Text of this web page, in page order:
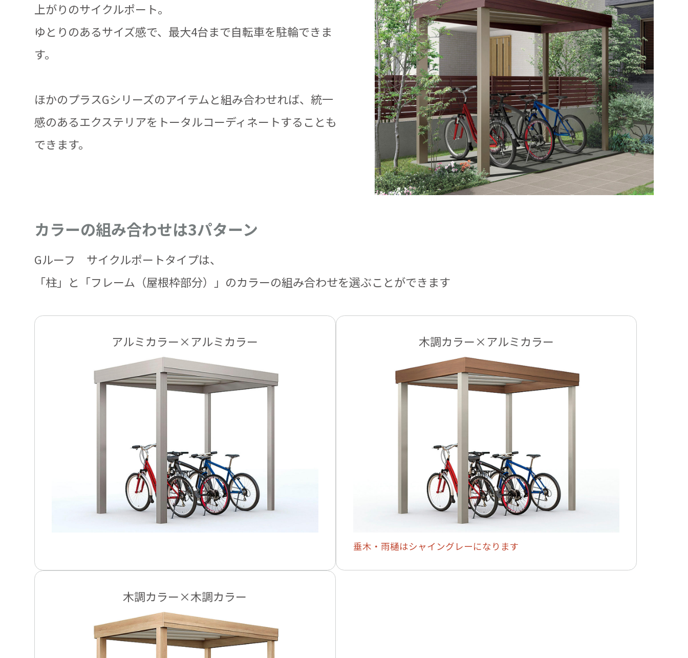
上がりのサイクルポート。
ゆとりのあるサイズ感で、最大4台まで自転車を駐輪できま
す。
ほかのプラスGシリーズのアイテムと組み合わせれば、統一
感のあるエクステリアをトータルコーディネートすることも
できます。
カラーの組み合わせは3パターン
Gルーフ サイクルポートタイプは、
「柱」と「フレーム（屋根枠部分）」のカラーの組み合わせを選ぶことができます
アルミカラー×アルミカラー 木調カラー×アルミカラー
垂木・雨樋はシャイングレーになります
木調カラー×木調カラー